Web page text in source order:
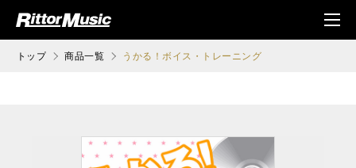
ジック (Rittor Musi
メニ
ュ
トップ 商品一覧 うかる！ボイス・トレーニング